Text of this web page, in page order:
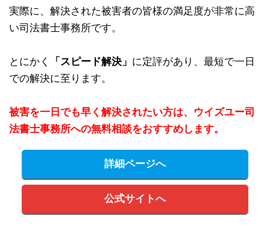
実際に、解決された被害者の皆様の満足度が非常に高
い司法書士事務所です。
とにかく 「スピード解決」 に定評があり、最短で一日
での解決に至ります。
被害を一日でも早く解決されたい方は、ウイズユー司
法書士事務所への無料相談をおすすめします。
詳細ページへ
公式サイトへ